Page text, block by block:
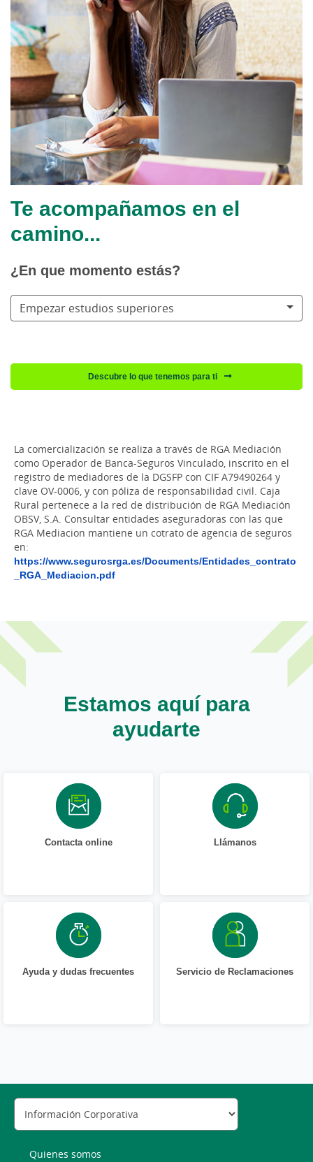
Te acompañamos en el
camino...
¿En que momento estás?
Empezar estudios superiores
Descubre lo que tenemos para ti
La comercialización se realiza a través de RGA Mediación
como Operador de Banca-Seguros Vinculado, inscrito en el
registro de mediadores de la DGSFP con CIF A79490264 y
clave OV-0006, y con póliza de responsabilidad civil. Caja
Rural pertenece a la red de distribución de RGA Mediación
OBSV, S.A. Consultar entidades aseguradoras con las que
RGA Mediacion mantiene un cotrato de agencia de seguros
en:
https://www.segurosrga.es/Documents/Entidades_contrato
_RGA_Mediacion.pdf
Estamos aquí para
ayudarte
Contacta online Llámanos
Ayuda y dudas frecuentes Servicio de Reclamaciones
Quienes somos